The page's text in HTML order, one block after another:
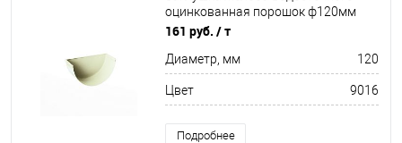
оцинкованная порошок ф120мм
RAL 9016
161 руб. / т
Диаметр, мм 120
Цвет 9016
Подробнее